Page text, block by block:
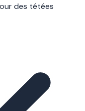
des tétées